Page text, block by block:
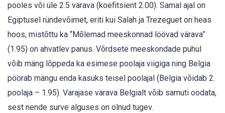
pooles või üle 2.5 värava (koefitsient 2.00). Samal ajal on
Egiptusel ründevõimet, eriti kui Salah ja Trezeguet on heas
hoos, mistõttu ka “Mõlemad meeskonnad löövad värava”
(1.95) on ahvatlev panus. Võrdsete meeskondade puhul
võib mäng lõppeda ka esimese poolaja viigiga ning Belgia
pöörab mängu enda kasuks teisel poolajal (Belgia võidab 2.
poolaja – 1.95). Varajase värava Belgialt võib samuti oodata,
sest nende surve alguses on olnud tugev.